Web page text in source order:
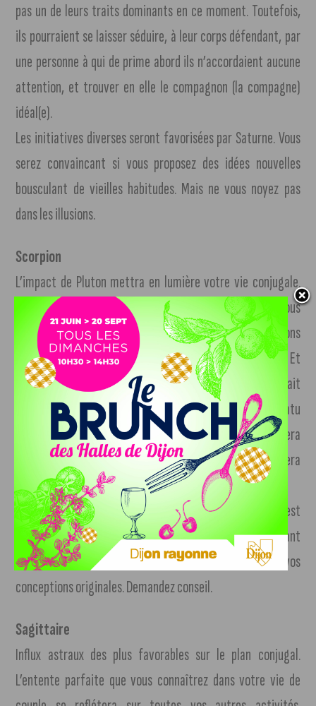
pas un de leurs traits dominants en ce moment. Toutefois,
ils pourraient se laisser séduire, à leur corps défendant, par
une personne à qui de prime abord ils n’accordaient aucune
attention, et trouver en elle le compagnon (la compagne)
idéal(e).
Les initiatives diverses seront favorisées par Saturne. Vous
serez convaincant si vous proposez des idées nouvelles
bousculant de vieilles habitudes. Mais ne vous noyez pas
dans les illusions.
Scorpion
L’impact de Pluton mettra en lumière votre vie conjugale.
Cet impact n’a rien de négatif : il va simplement vous
pousser à accorder davantage d’importance à vos relations
de couple, et à tout faire pour qu’elles vous comblent. Et
c’est là que le bât blesse. Si votre vie à deux ne vous satisfait
pas, vous ne serez en effet plus d’humeur à accepter le statu
quo. Si vous êtes libre, la solitude affective vous pèsera
mais, en même temps, vous serez si exigeant qu’il vous sera
difficile de trouver chaussure à vos pieds !
Dans votre travail, faites le point et voyez s’il vous est
possible de sortir des sentiers battus sans pour autant
tomber dans l’aventurisme. Mettez en valeur vos
conceptions originales. Demandez conseil.
Sagittaire
Influx astraux des plus favorables sur le plan conjugal.
L’entente parfaite que vous connaîtrez dans votre vie de